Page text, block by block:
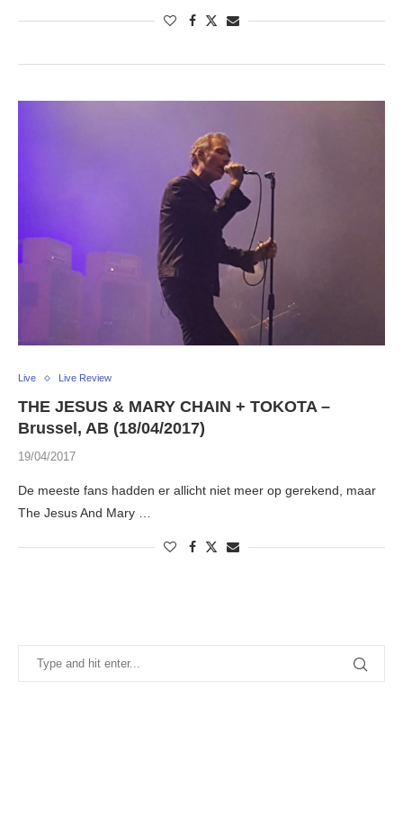
Live Live Review
THE JESUS & MARY CHAIN + TOKOTA –
Brussel, AB (18/04/2017)
19/04/2017
De meeste fans hadden er allicht niet meer op gerekend, maar
The Jesus And Mary …